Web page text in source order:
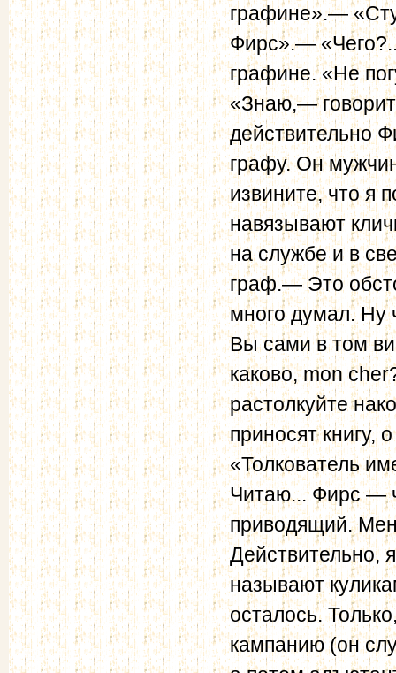
графине».—
Фирс».—
графине. «Не
«Знаю,—
действительно
графу. Он
извините, что я
навязывают
на службе и в
граф.— Это
много думал. Ну
Вы сами в том
каково, mon
растолкуйте
приносят книгу,
«Толкователь
Читаю... Фирс —
приводящий.
Действительно,
называют
осталось.
кампанию (он